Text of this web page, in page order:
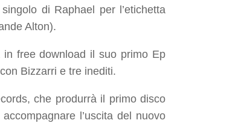
di Raphael per l’etichetta
Alton).
free download il suo primo Ep
Bizzarri e tre inediti.
che produrrà il primo disco
l’uscita del nuovo